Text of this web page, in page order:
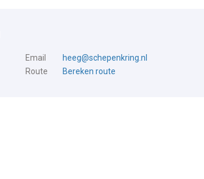
Email
heeg@schepenkring.nl
Route Bereken route